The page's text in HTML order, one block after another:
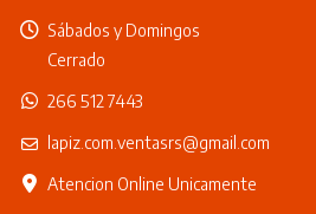
Sábados y Domingos
Cerrado
266 512 7443
lapiz.com.ventasrs@gmail.com
Atencion Online Unicamente